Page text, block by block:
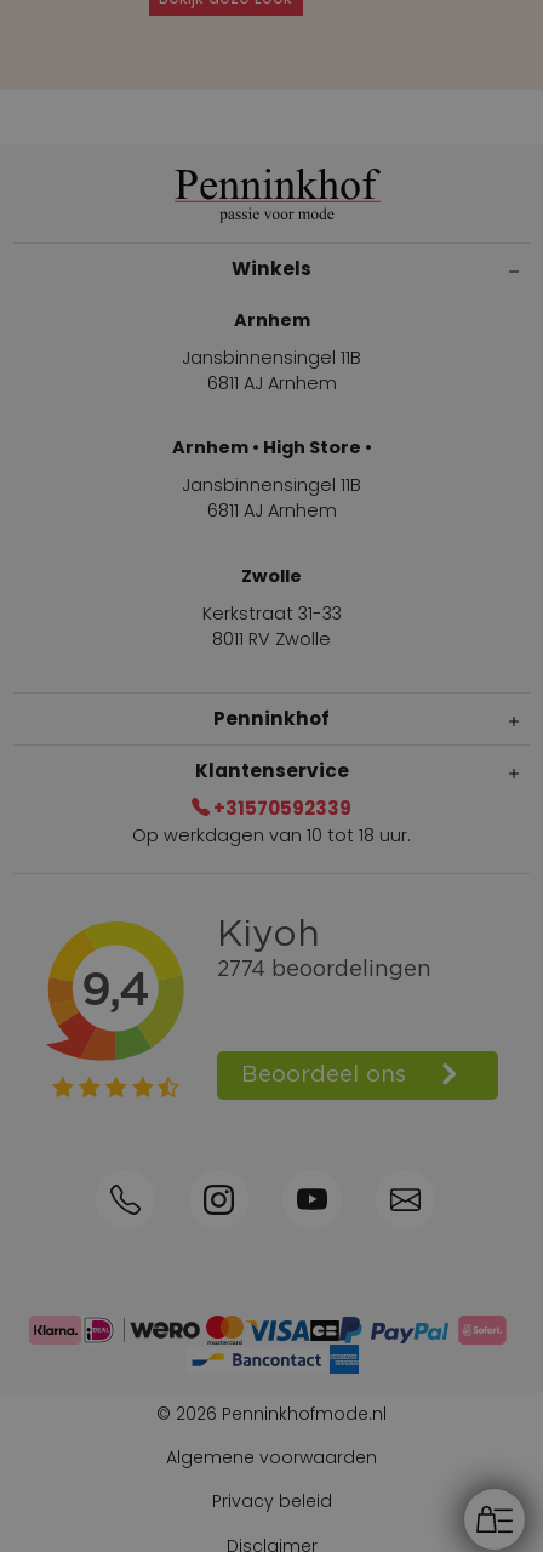
Winkels
Arnhem
Jansbinnensingel 11B
6811 AJ Arnhem
Arnhem • High Store •
Jansbinnensingel 11B
6811 AJ Arnhem
Zwolle
Kerkstraat 31-33
8011 RV Zwolle
Penninkhof
Gratis verzending vanaf € 100,=
Bel +31570592339
Spaarpunten
Shop the Look
Telefonisch bestellen ook mogelijk
Klantenservice
+31570592339
Op werkdagen van 10 tot 18 uur.
© 2026 Penninkhofmode.nl
Algemene voorwaarden
Privacy beleid
Disclaimer